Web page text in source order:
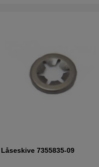
Låseskive 7355835-09